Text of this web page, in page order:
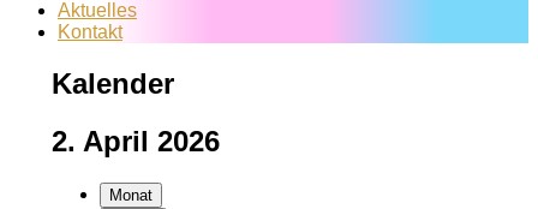
Aktuelles
Kontakt
Kalender
2. April 2026
Monat